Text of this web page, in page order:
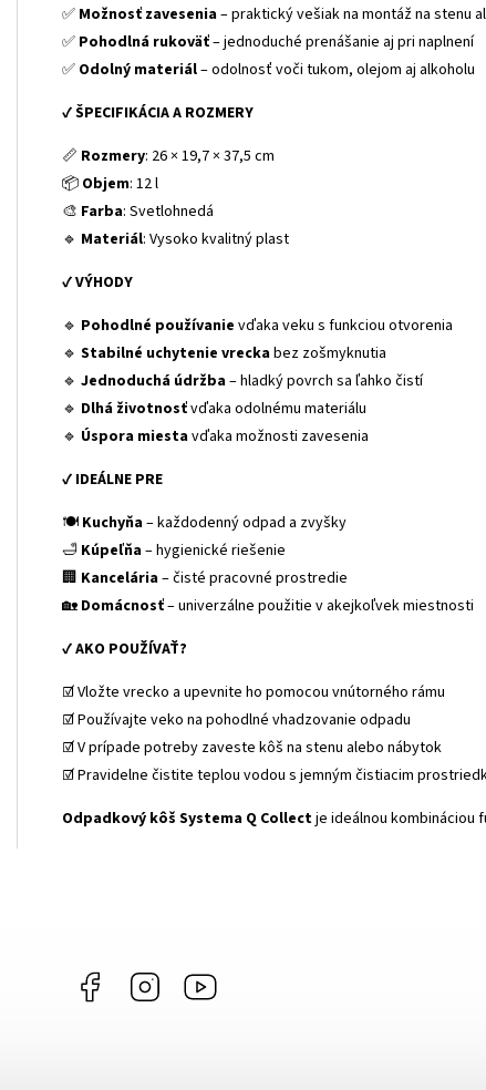
✅ Možnosť zavesenia– praktický vešiak na montáž na stenu
✅ Pohodlná rukoväť– jednoduché prenášanie aj pri naplnení
✅ Odolný materiál– odolnosť voči tukom, olejom aj alkoholu
✔ŠPECIFIKÁCIA A ROZMERY
📏 Rozmery: 26 × 19,7 × 37,5 cm
📦 Objem: 12 l
🎨 Farba: Svetlohnedá
🔹 Materiál: Vysoko kvalitný plast
✔VÝHODY
🔹 Pohodlné používanie vďaka veku s funkciou otvorenia
🔹 Stabilné uchytenie vreckabez zošmyknutia
🔹 Jednoduchá údržba– hladký povrch sa ľahko čistí
🔹 Dlhá životnosťvďaka odolnému materiálu
🔹 Úspora miestavďaka možnosti zavesenia
✔ IDEÁLNE PRE
🍽 Kuchyňa– každodenný odpad a zvyšky
🛁 Kúpeľňa– hygienické riešenie
🏢 Kancelária– čisté pracovné prostredie
🏡 Domácnosť– univerzálne použitie v akejkoľvek miestnosti
✔AKO POUŽÍVAŤ?
☑️ Vložte vrecko a upevnite ho pomocou vnútorného rámu
☑️ Používajte veko na pohodlné vhadzovanie odpadu
☑️ V prípade potreby zaveste kôš na stenu alebo nábytok
☑️ Pravidelne čistite teplou vodou s jemným čistiacim
Odpadkový kôš Systema Q Collectje ideálnou kombináciou
Facebook Instagram